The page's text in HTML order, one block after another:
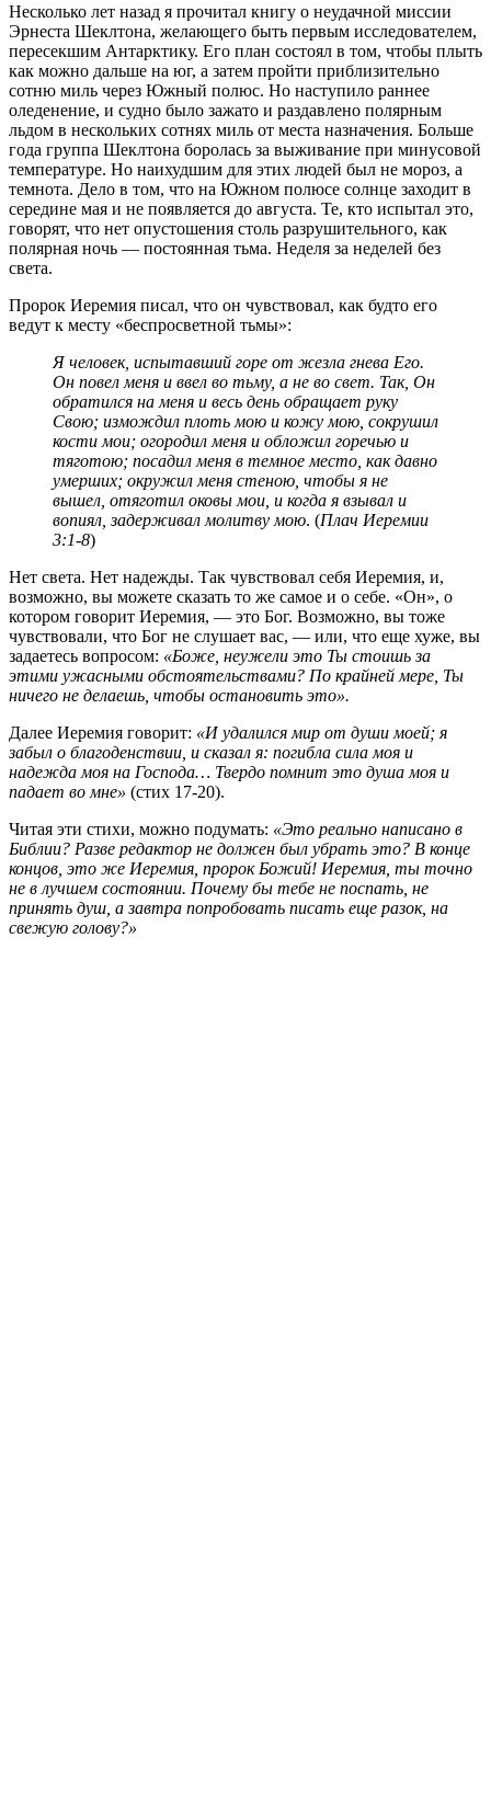
Несколько лет назад я прочитал книгу о неудачной миссии
Эрнеста Шеклтона, желающего быть первым исследователем,
пересекшим Антарктику. Его план состоял в том, чтобы плыть
как можно дальше на юг, а затем пройти приблизительно
сотню миль через Южный полюс. Но наступило раннее
оледенение, и судно было зажато и раздавлено полярным
льдом в нескольких сотнях миль от места назначения. Больше
года группа Шеклтона боролась за выживание при минусовой
температуре. Но наихудшим для этих людей был не мороз, а
темнота. Дело в том, что на Южном полюсе солнце заходит в
середине мая и не появляется до августа. Те, кто испытал это,
говорят, что нет опустошения столь разрушительного, как
полярная ночь — постоянная тьма. Неделя за неделей без
света.
Пророк Иеремия писал, что он чувствовал, как будто его
ведут к месту «беспросветной тьмы»:
Я человек, испытавший горе от жезла гнева Его.
Он повел меня и ввел во тьму, а не во свет. Так, Он
обратился на меня и весь день обращает руку
Свою; измождил плоть мою и кожу мою, сокрушил
кости мои; огородил меня и обложил горечью и
тяготою; посадил меня в темное место, как давно
умерших; окружил меня стеною, чтобы я не
вышел, отяготил оковы мои, и когда я взывал и
вопиял, задерживал молитву мою. (Плач Иеремии
3:1-8)
Нет света. Нет надежды. Так чувствовал себя Иеремия, и,
возможно, вы можете сказать то же самое и о себе. «Он», о
котором говорит Иеремия, — это Бог. Возможно, вы тоже
чувствовали, что Бог не слушает вас, — или, что еще хуже, вы
задаетесь вопросом: «Боже, неужели это Ты стоишь за
этими ужасными обстоятельствами? По крайней мере, Ты
ничего не делаешь, чтобы остановить это».
Далее Иеремия говорит: «И удалился мир от души моей; я
забыл о благоденствии, и сказал я: погибла сила моя и
надежда моя на Господа… Твердо помнит это душа моя и
падает во мне» (стих 17-20).
Читая эти стихи, можно подумать: «Это реально написано в
Библии? Разве редактор не должен был убрать это? В конце
концов, это же Иеремия, пророк Божий! Иеремия, ты точно
не в лучшем состоянии. Почему бы тебе не поспать, не
принять душ, а завтра попробовать писать еще разок, на
свежую голову?»